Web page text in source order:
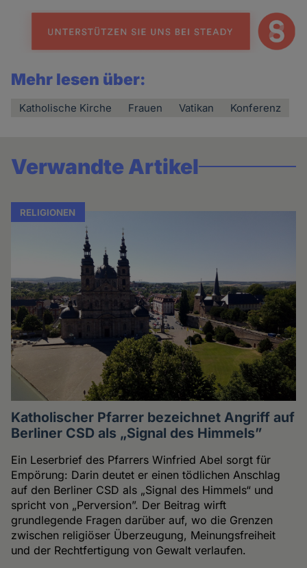
Mehr lesen über:
Katholische Kirche Frauen Vatikan Konferenz
Verwandte Artikel
RELIGIONEN
Katholischer Pfarrer bezeichnet Angriff auf
Berliner CSD als „Signal des Himmels”
Ein Leserbrief des Pfarrers Winfried Abel sorgt für
Empörung: Darin deutet er einen tödlichen Anschlag
auf den Berliner CSD als „Signal des Himmels“ und
spricht von „Perversion”. Der Beitrag wirft
grundlegende Fragen darüber auf, wo die Grenzen
zwischen religiöser Überzeugung, Meinungsfreiheit
und der Rechtfertigung von Gewalt verlaufen.